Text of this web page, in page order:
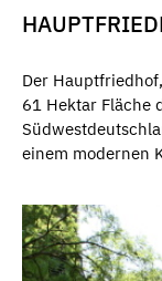
Der
61 Hektar Fläche
einem modernen